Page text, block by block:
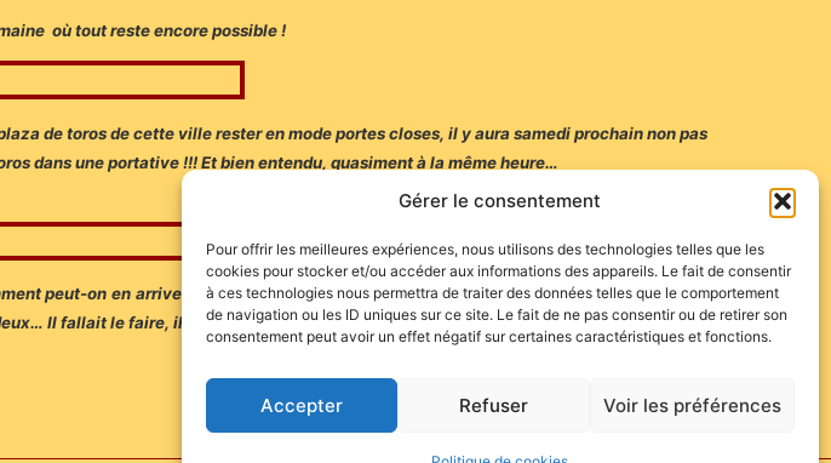
Gérer le consentement
Pour offrir les meilleures expériences, nous utilisons des technologies telles que les
cookies pour stocker et/ou accéder aux informations des appareils. Le fait de consentir
à ces technologies nous permettra de traiter des données telles que le comportement
de navigation ou les ID uniques sur ce site. Le fait de ne pas consentir ou de retirer son
consentement peut avoir un effet négatif sur certaines caractéristiques et fonctions.
Accepter Refuser Voir les préférences
où tout reste encore possible !
de toros de cette ville rester en mode portes closes, il y aura samedi prochain non pas
dans une portative !!! Et bien entendu, quasiment à la même heure…
peut-on en arriver là quand on sait combien il est difficile d’attirer le public dans des
Il fallait le faire, ils l’ont fait !